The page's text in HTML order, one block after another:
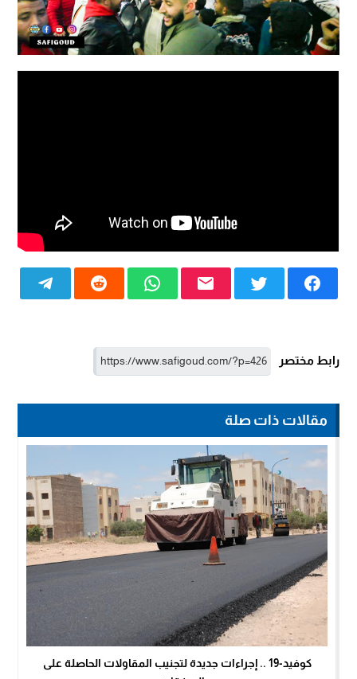
رابط مختصر
مقالات ذات صلة
كوفيد-19 .. إجراءات جديدة لتجنيب المقاولات الحاصلة على